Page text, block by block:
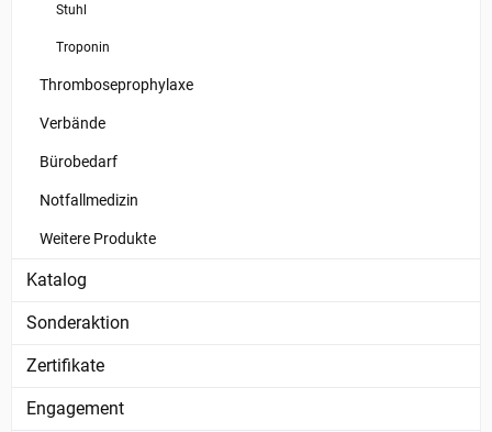
Stuhl
Troponin
Thromboseprophylaxe
Verbände
Bürobedarf
Notfallmedizin
Weitere Produkte
Katalog
Sonderaktion
Zertifikate
Engagement